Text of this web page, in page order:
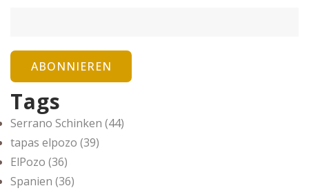
Tags
Serrano Schinken (44)
tapas elpozo (39)
ElPozo (36)
Spanien (36)